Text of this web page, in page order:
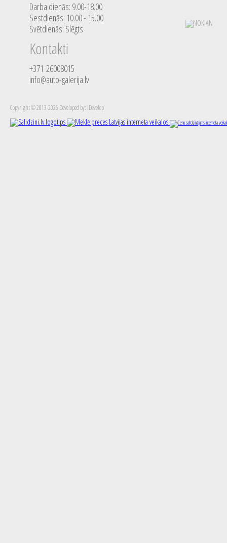
Darba dienās: 9.00-18.00
Sestdienās: 10.00 - 15.00
Svētdienās: Slēgts
Kontakti
+371 26008015
info@auto-galerija.lv
Copyright © 2013-2026 Developed by: iDevelop